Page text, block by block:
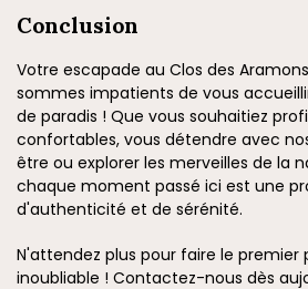
Conclusion
Votre escapade au Clos des
sommes impatients de vous
de paradis ! Que vous souhaitiez
confortables, vous détendre avec
être ou explorer les merveilles de la
chaque moment passé ici est une
d'authenticité et de sérénité.
N'attendez plus pour faire le premier
inoubliable ! Contactez-nous dès